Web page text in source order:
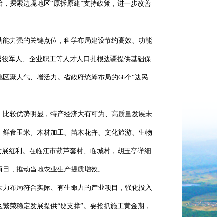
探索边境地区“原拆原建”支持政策，进一步改善
力强的关键点位，科学布局建设节约高效、功能
军人、企业职工等人才人口扎根边疆提供基础保
聚人气、增活力。省政府统筹布局的68个“边民
较优势明显，特产经济大有可为、高质量发展未
食玉米、木材加工、苗木花卉、文化旅游、生物
红利。在临江市葫芦套村、临城村，胡玉亭详细
，推动当地农业生产提质增效。
布局符合实际、有生命力的产业项目，强化投入
荣稳定发展提供“硬支撑”。要抢抓施工黄金期，